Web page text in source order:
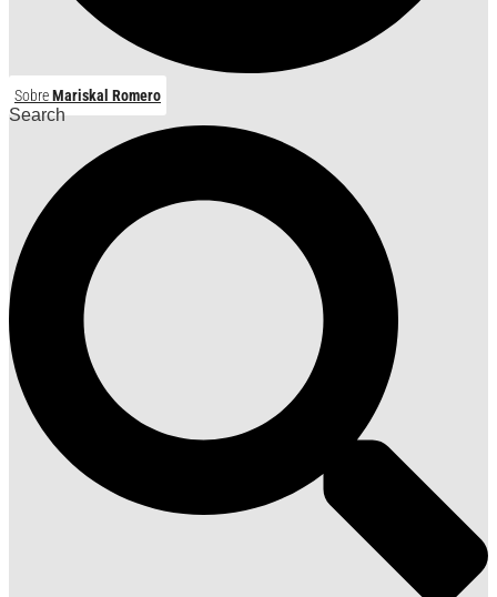
SobreMariskal Romero
Search